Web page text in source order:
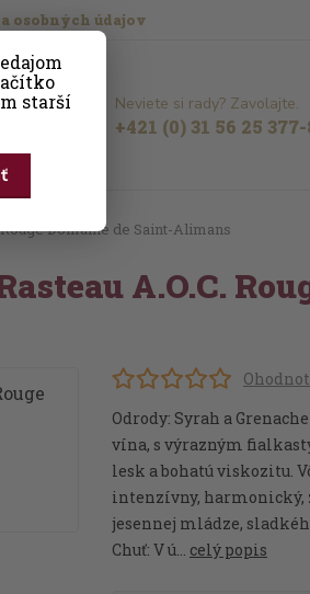
starší
osobných údajov
Neviete si rady? Zavolajte.
+421 (0) 31 56 25 377-
Domaine de Saint-Alimans
A.O.C.
Odrody: Syrah a
vína, s výrazným
lesk a bohatú viskozitu.
intenzívny, harmonický,
jesennej mládze,
Chuť: V ú... celý popis